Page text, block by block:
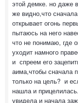
этой демке. но даже
же видно,что
открывает огонь
пытаюсь на него
что не понимаю, где
уходит намного
и спреем его
аима,чтобы сначала
только на цель? и
нашла и
увидела и начала